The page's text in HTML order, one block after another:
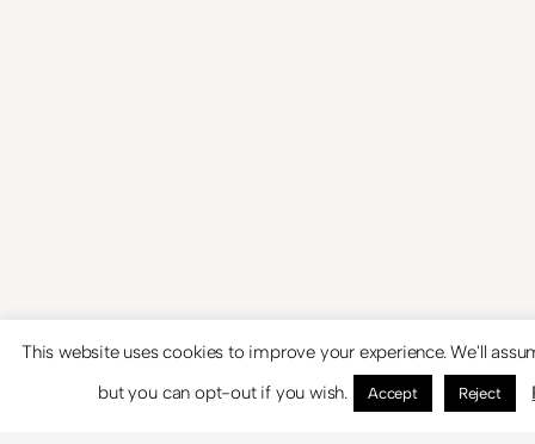
© 2024 Theme byAnders Norén
This website uses cookies to improve your experience. We'll
but you can opt-out if you wish.
Accept Reject